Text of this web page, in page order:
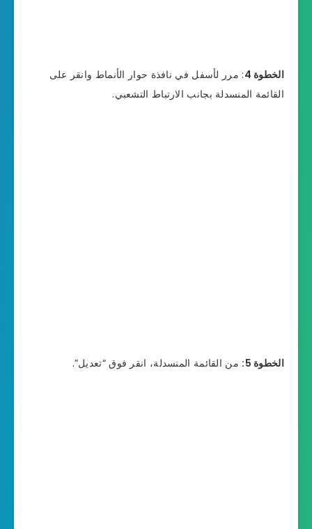
الخطوة 4
: مرر لأسفل في نافذة حوار الأنماط وانقر على
القائمة المنسدلة بجانب الارتباط التشعبي.
الخطوة 5: من القائمة المنسدلة، انقر فوق “تعديل”.